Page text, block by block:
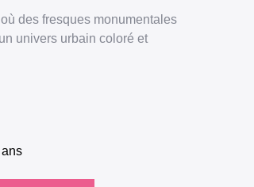
des fresques monumentales
univers urbain coloré et
ans